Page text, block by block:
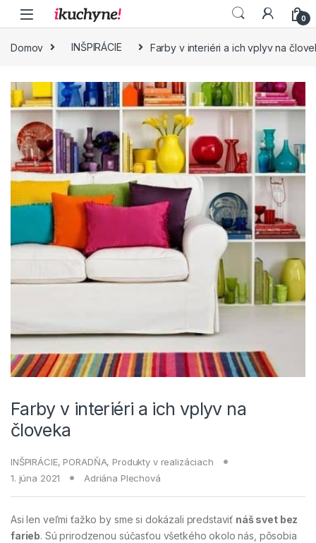
Skip to navigation
Skip to content
0
Domov INŠPIRÁCIE Farby v interiéri a ich vplyv na
Farby v interiéri a ich vplyv na
človeka
INŠPIRÁCIE, PORADŇA, Produkty v realizáciach
1. júna 2021
Adriána Plechová
Asi len veľmi ťažko by sme si dokázali predstaviť náš svet bez
farieb. Sú prirodzenou súčasťou všetkého okolo nás, pôsobia